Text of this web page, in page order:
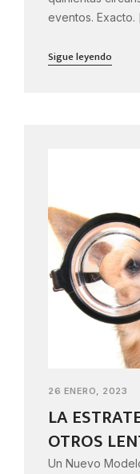
eventos. Exacto.
Sigue leyendo
26 ENERO, 2023
LA
OTROS
Un Nuevo